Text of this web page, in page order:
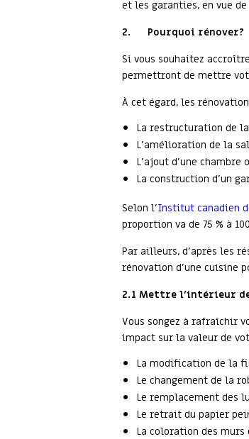
et les garanties, en vue
2. Pourquoi rénover?
Si vous souhaitez
permettront de mettre
À cet égard, les
La restructuration de
L’amélioration de la
L’ajout d’une chambre
La construction d’un
Selon l’Institut canadien
proportion va de 75 % à
Par ailleurs, d’après les
rénovation d’une cuisine
2.1 Mettre l’intérieur
Vous songez à rafraîchir
impact sur la valeur de
La modification de la
Le changement de la
Le remplacement des
Le retrait du papier
La coloration des murs